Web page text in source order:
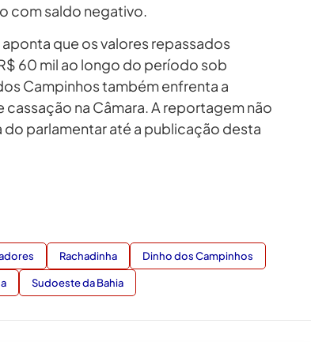
com saldo negativo.
que os valores repassados
60 mil ao longo do período sob
Campinhos também enfrenta a
na Câmara. A reportagem não
parlamentar até a publicação desta
Rachadinha Dinho dos Campinhos
Sudoeste da Bahia